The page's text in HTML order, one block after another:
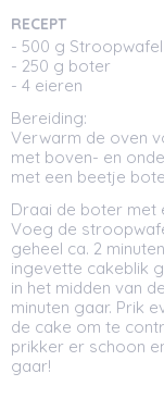
RECEPT
- 500 g
- 250 g boter
- 4 eieren
Bereiding:
Verwarm de oven
met boven- en
met een beetje
Draai de boter met
Voeg de
geheel ca. 2
ingevette cakeblik
in het midden van
minuten gaar. Prik
de cake om te
prikker er schoon
gaar!